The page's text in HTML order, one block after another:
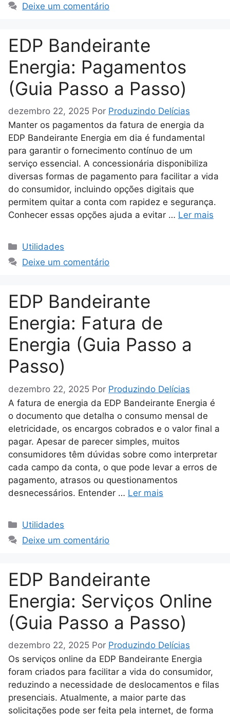
Deixe um comentário
EDP Bandeirante
Energia: Pagamentos
(Guia Passo a Passo)
dezembro 22, 2025 Por Produzindo Delícias
Manter os pagamentos da fatura de energia da
EDP Bandeirante Energia em dia é fundamental
para garantir o fornecimento contínuo de um
serviço essencial. A concessionária disponibiliza
diversas formas de pagamento para facilitar a vida
do consumidor, incluindo opções digitais que
permitem quitar a conta com rapidez e segurança.
Conhecer essas opções ajuda a evitar … Ler mais
Categorias
Utilidades
Deixe um comentário
EDP Bandeirante
Energia: Fatura de
Energia (Guia Passo a
Passo)
dezembro 22, 2025 Por Produzindo Delícias
A fatura de energia da EDP Bandeirante Energia é
o documento que detalha o consumo mensal de
eletricidade, os encargos cobrados e o valor final a
pagar. Apesar de parecer simples, muitos
consumidores têm dúvidas sobre como interpretar
cada campo da conta, o que pode levar a erros de
pagamento, atrasos ou questionamentos
desnecessários. Entender … Ler mais
Categorias
Utilidades
Deixe um comentário
EDP Bandeirante
Energia: Serviços Online
(Guia Passo a Passo)
dezembro 22, 2025 Por Produzindo Delícias
Os serviços online da EDP Bandeirante Energia
foram criados para facilitar a vida do consumidor,
reduzindo a necessidade de deslocamentos e filas
presenciais. Atualmente, a maior parte das
solicitações pode ser feita pela internet, de forma